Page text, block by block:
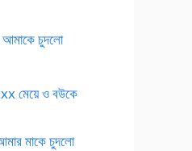
আমাকে চুদলো
মেয়ে ও বউকে
মাকে চুদলো